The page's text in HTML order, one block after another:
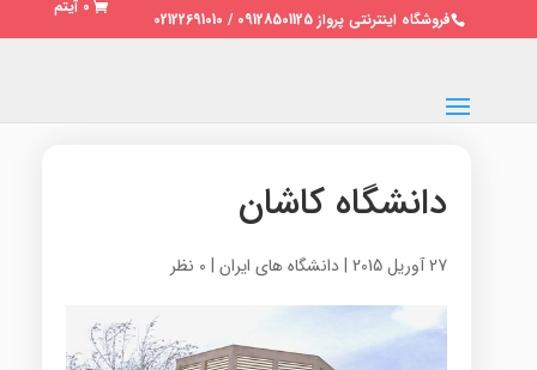
فروشگاه اینترنتی پرواز 09128501125 / 02122691010
0 آیتم
دانشگاه کاشان
27 آوریل 2015 |دانشگاه های ایران| 0 نظر